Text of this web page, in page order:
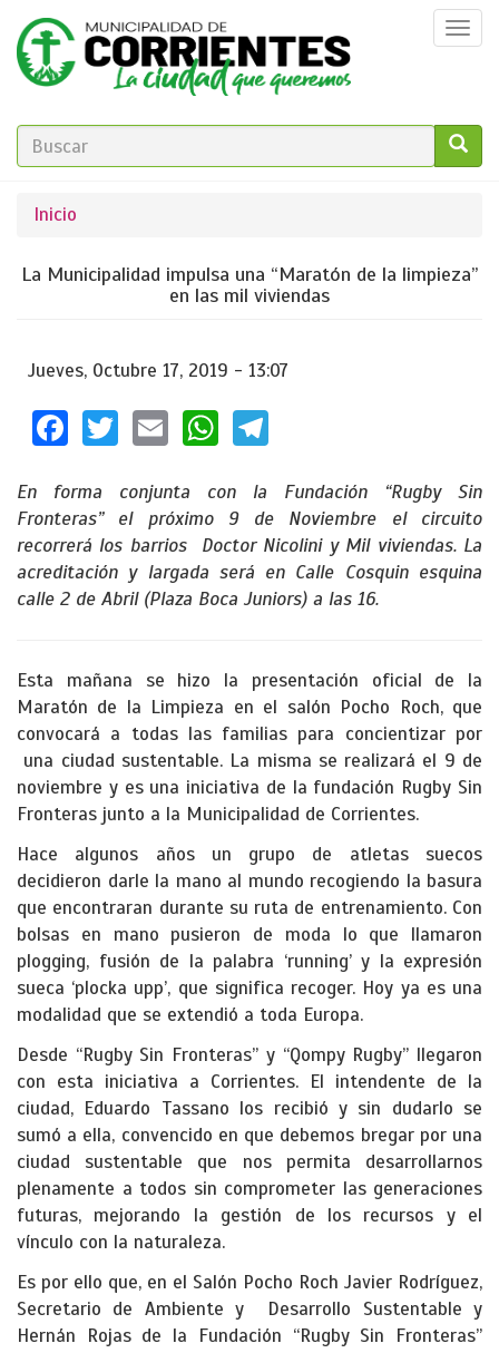
Pasar
contenido
principal
FORMULARIO
BÚSQUEDA
Se
encuentra
usted
Inicio
La Municipalidad impulsa una “Maratón de la limpieza”
en las mil viviendas
Jueves, Octubre 17, 2019 - 13:07
Facebook
TwitterEmailWhatsApp
En forma conjunta con la Fundación “Rugby Sin
Fronteras” el próximo 9 de Noviembre el circuito
recorrerá los barrios Doctor Nicolini y Mil viviendas. La
acreditación y largada será en Calle Cosquin esquina
calle 2 de Abril (Plaza Boca Juniors) a las 16.
Esta mañana se hizo la presentación oficial de la
Maratón de la Limpieza en el salón Pocho Roch, que
convocará a todas las familias para concientizar por
una ciudad sustentable. La misma se realizará el 9 de
noviembre y es una iniciativa de la fundación Rugby Sin
Fronteras junto a la Municipalidad de Corrientes.
Hace algunos años un grupo de atletas suecos
decidieron darle la mano al mundo recogiendo la basura
que encontraran durante su ruta de entrenamiento. Con
bolsas en mano pusieron de moda lo que llamaron
plogging, fusión de la palabra ‘running’ y la expresión
sueca ‘plocka upp’, que significa recoger. Hoy ya es una
modalidad que se extendió a toda Europa.
Desde “Rugby Sin Fronteras” y “Qompy Rugby” llegaron
con esta iniciativa a Corrientes. El intendente de la
ciudad, Eduardo Tassano los recibió y sin dudarlo se
sumó a ella, convencido en que debemos bregar por una
ciudad sustentable que nos permita desarrollarnos
plenamente a todos sin comprometer las generaciones
futuras, mejorando la gestión de los recursos y el
vínculo con la naturaleza.
Es por ello que, en el Salón Pocho Roch Javier Rodríguez,
Secretario de Ambiente y Desarrollo Sustentable y
Hernán Rojas de la Fundación “Rugby Sin Fronteras”